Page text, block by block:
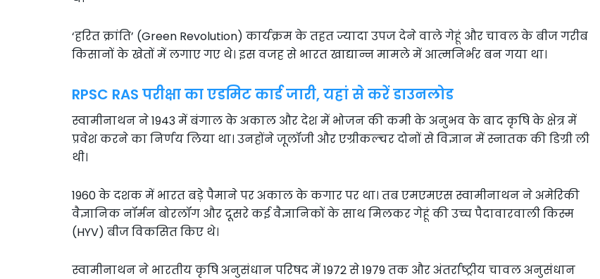
‘हरित क्रांति’ (Green Revolution) कार्यक्रम के तहत ज्यादा उपज देने वाले गेहूं और चावल के बीज गरीब
किसानों के खेतों में लगाए गए थे। इस वजह से भारत खाद्यान्न मामले में आत्मनिर्भर बन गया था।
RPSC RAS परीक्षा का एडमिट कार्ड जारी, यहां से करें डाउनलोड
स्वामीनाथन ने 1943 में बंगाल के अकाल और देश में भोजन की कमी के अनुभव के बाद कृषि के क्षेत्र में
प्रवेश करने का निर्णय लिया था। उनहोंने जूलॉजी और एग्रीकल्चर दोनों से विज्ञान में स्नातक की डिग्री ली
थी।
1960 के दशक में भारत बड़े पैमाने पर अकाल के कगार पर था। तब एमएमएस स्वामीनाथन ने अमेरिकी
वैज्ञानिक नॉर्मन बोरलॉग और दूसरे कई वैज्ञानिकों के साथ मिलकर गेहूं की उच्च पैदावारवाली किस्म
(HYV) बीज विकसित किए थे।
स्वामीनाथन ने भारतीय कृषि अनुसंधान परिषद में 1972 से 1979 तक और अंतर्राष्ट्रीय चावल अनुसंधान